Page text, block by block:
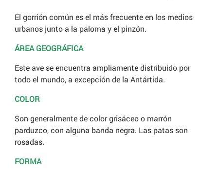
El gorrión común es el más frecuente en los medios
urbanos junto a la paloma y el pinzón.
ÁREA GEOGRÁFICA
Este ave se encuentra ampliamente distribuido por
todo el mundo, a excepción de la Antártida.
COLOR
Son generalmente de color grisáceo o marrón
parduzco, con alguna banda negra. Las patas son
rosadas.
FORMA